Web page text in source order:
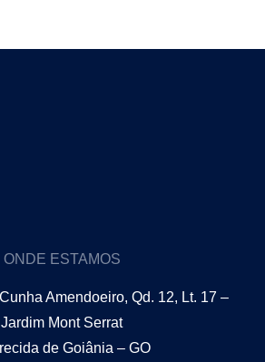
ONDE ESTAMOS
Amendoeiro, Qd. 12, Lt. 17 –
Jardim Mont Serrat
de Goiânia – GO